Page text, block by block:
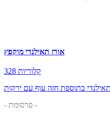
אורז תאילנדי מוקפץ
328 קלוריות
בתוספת חזה עוף עם ירקות
- פרסומת -